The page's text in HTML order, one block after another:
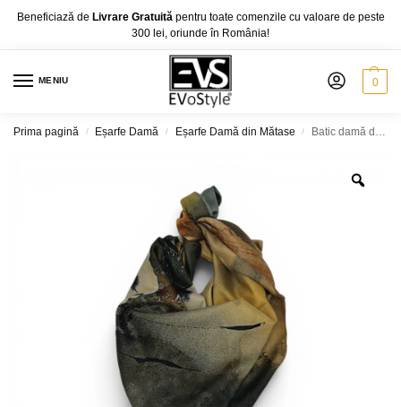
Beneficiază de Livrare Gratuită pentru toate comenzile cu valoare de peste
300 lei, oriunde în România!
MENIU 0
Prima pagină / Eșarfe Damă / Eșarfe Damă din Mătase / Batic damă din mătase 100% reversibil – Golden Whisper X11-1 – 70 × 70 cm, Cutie Cadou